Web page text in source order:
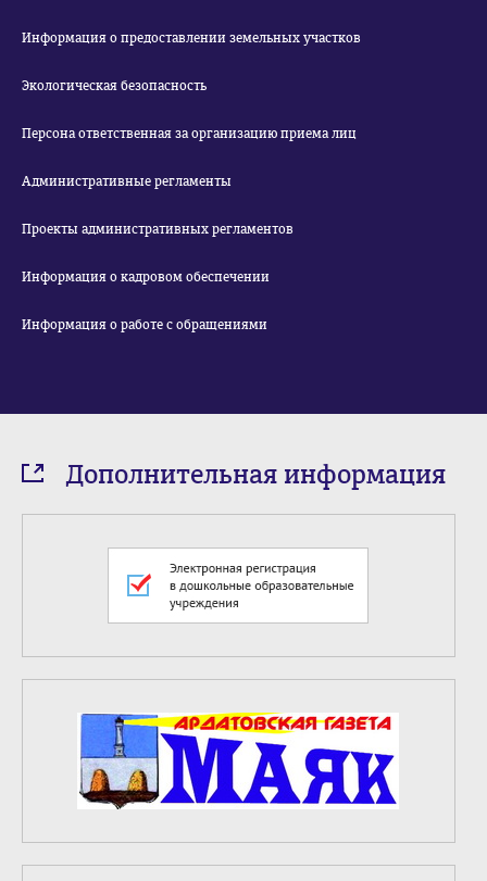
Информация о предоставлении земельных участков
Экологическая безопасность
Персона ответственная за организацию приема лиц
Административные регламенты
Проекты административных регламентов
Информация о кадровом обеспечении
Информация о работе с обращениями
Дополнительная информация